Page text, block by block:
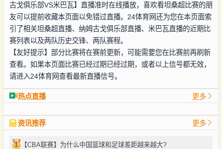
古戈俱乐部VS米巴瓦】直播准时在线播放，喜欢看坦桑超比赛的朋
友可以提前收藏本页面以免错过直播。24体育网还为您在本页面索
引了相关坦桑超直播、纳姆古戈俱乐部直播、米巴瓦直播的近期比
赛列表以及两队历史交锋、两队赛程。
【友好提示】部分比赛将在赛前更新，可能需要您在比赛前再刷新
查看。如果本页面比赛已经过期已经过期，或者以上信号都无效，
请进入24体育网查看最新直播信号。
热点直播 更多
资讯推荐 更多
1 【CBA联赛】为什么中国篮球和足球差距越来越大?